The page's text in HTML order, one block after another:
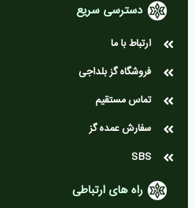
دسترسی سریع
ارتباط با ما
فروشگاه گز بلداجی
تماس مستقیم
سفارش عمده گز
SBS
راه های ارتباطی